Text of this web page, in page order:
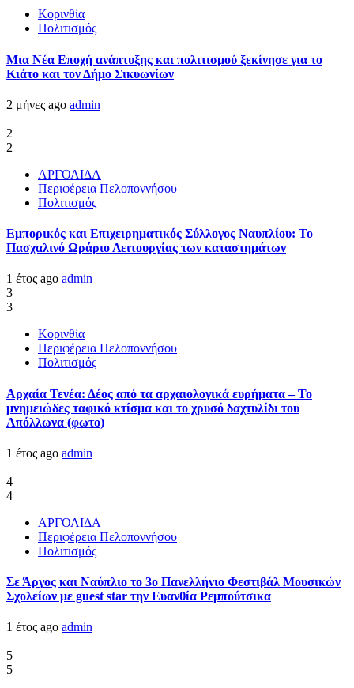
Κορινθία
Πολιτισμός
Μια Νέα Εποχή ανάπτυξης και πολιτισμού ξεκίνησε για το
Κιάτο και τον Δήμο Σικυωνίων
2 μήνες ago admin
2
2
ΑΡΓΟΛΙΔΑ
Περιφέρεια Πελοποννήσου
Πολιτισμός
Εμπορικός και Επιχειρηματικός Σύλλογος Ναυπλίου: Το
Πασχαλινό Ωράριο Λειτουργίας των καταστημάτων
1 έτος ago admin
3
3
Κορινθία
Περιφέρεια Πελοποννήσου
Πολιτισμός
Αρχαία Τενέα: Δέος από τα αρχαιολογικά ευρήματα – Το
μνημειώδες ταφικό κτίσμα και το χρυσό δαχτυλίδι του
Απόλλωνα (φωτο)
1 έτος ago admin
4
4
ΑΡΓΟΛΙΔΑ
Περιφέρεια Πελοποννήσου
Πολιτισμός
Σε Άργος και Ναύπλιο το 3ο Πανελλήνιο Φεστιβάλ Μουσικών
Σχολείων με guest star την Ευανθία Ρεμπούτσικα
1 έτος ago admin
5
5